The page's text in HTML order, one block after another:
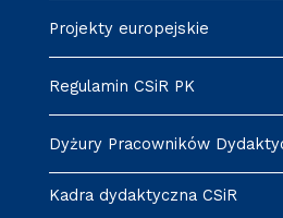
Projekty europejskie
Regulamin CSiR PK
Dyżury Pracowników
Kadra dydaktyczna CSiR